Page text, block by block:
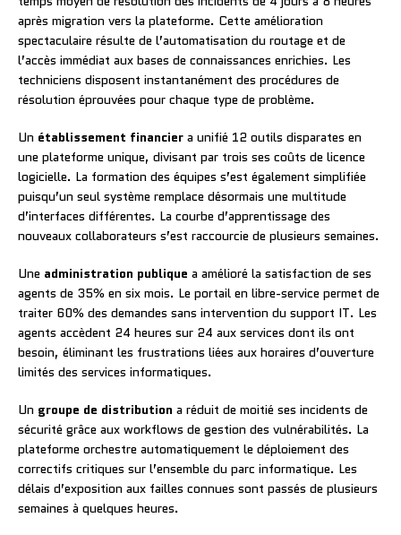
après migration vers la plateforme. Cette amélioration
spectaculaire résulte de l’automatisation du routage et de
l’accès immédiat aux bases de connaissances enrichies. Les
techniciens disposent instantanément des procédures de
résolution éprouvées pour chaque type de problème.
Un établissement financier a unifié 12 outils disparates en
une plateforme unique, divisant par trois ses coûts de licence
logicielle. La formation des équipes s’est également simplifiée
puisqu’un seul système remplace désormais une multitude
d’interfaces différentes. La courbe d’apprentissage des
nouveaux collaborateurs s’est raccourcie de plusieurs semaines.
Une administration publique a amélioré la satisfaction de ses
agents de 35% en six mois. Le portail en libre-service permet de
traiter 60% des demandes sans intervention du support IT. Les
agents accèdent 24 heures sur 24 aux services dont ils ont
besoin, éliminant les frustrations liées aux horaires d’ouverture
limités des services informatiques.
Un groupe de distribution a réduit de moitié ses incidents de
sécurité grâce aux workflows de gestion des vulnérabilités. La
plateforme orchestre automatiquement le déploiement des
correctifs critiques sur l’ensemble du parc informatique. Les
délais d’exposition aux failles connues sont passés de plusieurs
semaines à quelques heures.